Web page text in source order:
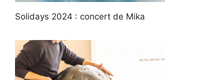
Solidays 2024 : concert de Mika